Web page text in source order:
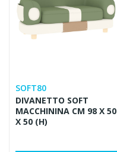
SOFT80
DIVANETTO SOFT
MACCHININA CM 98 X 50
X 50 (H)